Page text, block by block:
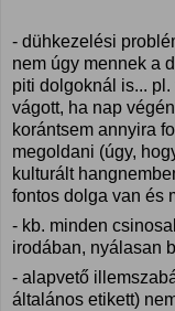
- dühkezelési
nem úgy mennek a
piti dolgoknál is...
vágott, ha nap
korántsem annyira
megoldani (úgy,
kulturált
fontos dolga van és
- kb. minden
irodában, nyálasan
- alapvető
általános etikett)